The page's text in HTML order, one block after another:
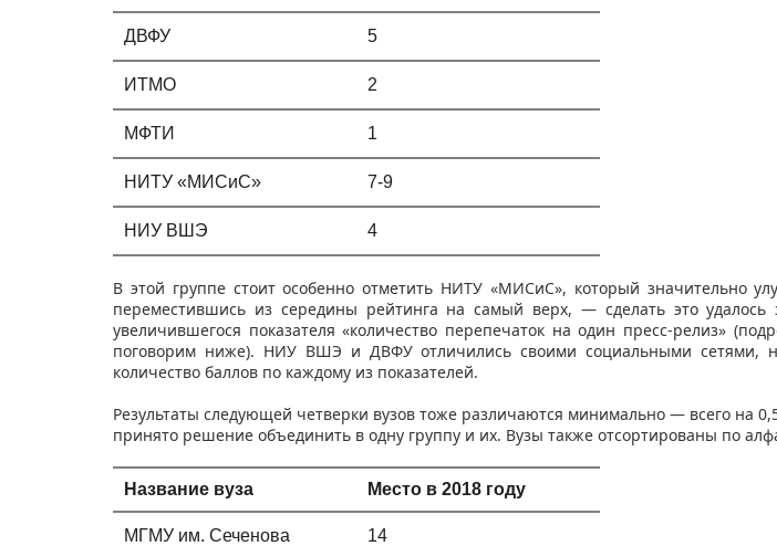
ДВФУ 5
ИТМО 2
МФТИ 1
НИТУ «МИСиС» 7-9
НИУ ВШЭ 4​
В этой группе стоит особенно отметить НИТУ «МИСиС», который значительно
переместившись из середины рейтинга на самый верх, — сделать это удалось
увеличившегося показателя «количество перепечаток на один пресс-релиз»
поговорим ниже). НИУ ВШЭ и ДВФУ отличились своими социальными сетями,
количество баллов по каждому из показателей.
Результаты следующей четверки вузов тоже различаются минимально — всего на
принято решение объединить в одну группу и их. Вузы также отсортированы по
Название вуза Место в 2018 году
МГМУ им. Сеченова 14